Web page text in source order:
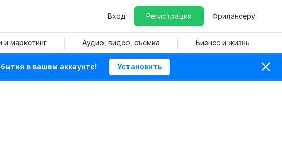
Вход Регистрация Фрилансеру
и маркетинг Аудио, видео, съемка Бизнес и жизнь
в вашем аккаунте! Установить